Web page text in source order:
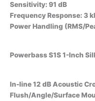
Sensitivity: 91 dB
Frequency Response: 3
Power Handling (RMS/
Powerbass S1S 1-Inch
In-line 12 dB Acoustic
Flush/Angle/Surface